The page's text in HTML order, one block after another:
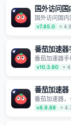
公、炒股等多
国外访问
国外访问国
盖，运营商专
打造，帮助
v7.85.0 ⭐ 4.9
番茄加速器
番茄加速器
回国加速器，
奇艺等，加
明日方舟、战
内各种服务,
港澳台地区
务，可以在海
v10.3.80 ⭐
番茄加速器
番茄加速器
用,视频加载
单易用。
v8.9.88 ⭐